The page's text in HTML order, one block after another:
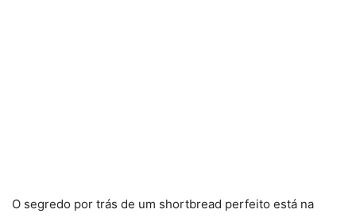
O segredo por trás de um shortbread perfeito está na